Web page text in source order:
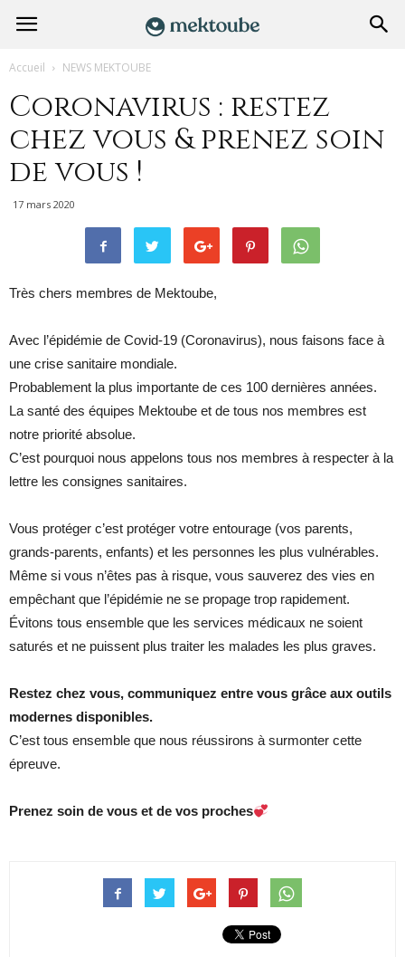
Accueil NEWS MEKTOUBE
Coronavirus : restez
chez vous & prenez soin
de vous !
17 mars 2020
Très chers membres de Mektoube,
Avec l’épidémie de Covid-19 (Coronavirus), nous faisons face à
une crise sanitaire mondiale.
Probablement la plus importante de ces 100 dernières années.
La santé des équipes Mektoube et de tous nos membres est
notre priorité absolue.
C’est pourquoi nous appelons tous nos membres à respecter à la
lettre les consignes sanitaires.
Vous protéger c’est protéger votre entourage (vos parents,
grands-parents, enfants) et les personnes les plus vulnérables.
Même si vous n’êtes pas à risque, vous sauverez des vies en
empêchant que l’épidémie ne se propage trop rapidement.
Évitons tous ensemble que les services médicaux ne soient
saturés et ne puissent plus traiter les malades les plus graves.
Restez chez vous, communiquez entre vous grâce aux outils
modernes disponibles.
C’est tous ensemble que nous réussirons à surmonter cette
épreuve.
Prenez soin de vous et de vos proches